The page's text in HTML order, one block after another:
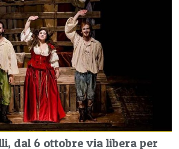
dal 6 ottobre via libera per